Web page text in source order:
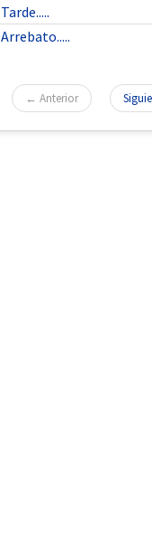
Tarde.....
Arrebato.....
← Anterior